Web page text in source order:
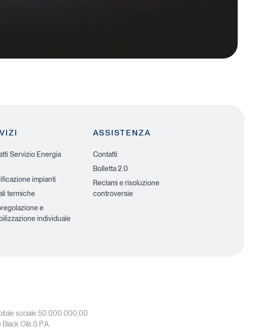
Servizio Energia
impianti
termiche
e
individuale
ASSISTENZA
Contatti
Bolletta 2.0
Reclami e risoluzione
controversie
sociale 50.000.000,00
Oils S.P.A.